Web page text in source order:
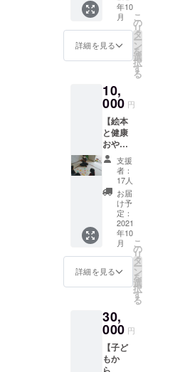
から、
感謝の
気持ち
を込め
て、お
礼の
をお送
りいた
しま
す。 ま
た、管
理栄養
士が考
案し、
現地で
配布す
るニン
ジンス
コーン
のレシ
（PDF
で上記
お送り
しま
す。
年10
月
詳細を見る
こ
の
リ
タ
ー
ン
を
選
択
す
る
10,
000 円
【絵本
と健康
おやつ
配布時
のビデ
オが届
くコー
ス】 子
どもた
ちのニ
コニコ
をお礼
に。 絵
本と健
康おや
つを学
布する
際の、
子ども
たちの
様子な
支援
者：
17人
お届
け予
定：
2021
年10
月
詳細を見る
こ
の
リ
タ
ー
ン
を
選
択
す
る
30,
000 円
【子ど
もか